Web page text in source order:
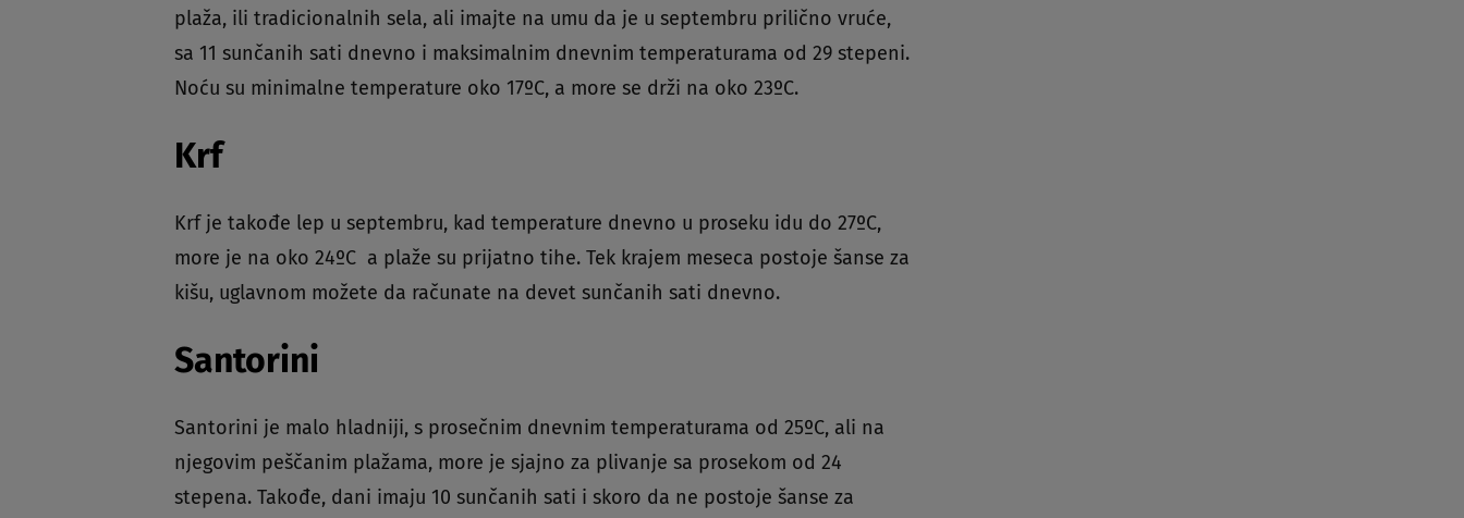
plaža, ili tradicionalnih sela, ali imajte na umu da je u septembru prilično vruće,
sa 11 sunčanih sati dnevno i maksimalnim dnevnim temperaturama od 29 stepeni.
Noću su minimalne temperature oko 17ºC, a more se drži na oko 23ºC.
Krf
Krf je takođe lep u septembru, kad temperature dnevno u proseku idu do 27ºC,
more je na oko 24ºC a plaže su prijatno tihe. Tek krajem meseca postoje šanse za
kišu, uglavnom možete da računate na devet sunčanih sati dnevno.
Santorini
Santorini je malo hladniji, s prosečnim dnevnim temperaturama od 25ºC, ali na
njegovim peščanim plažama, more je sjajno za plivanje sa prosekom od 24
stepena. Takođe, dani imaju 10 sunčanih sati i skoro da ne postoje šanse za